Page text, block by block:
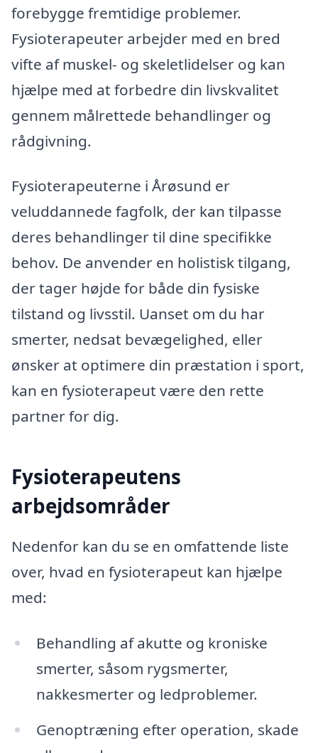
forebygge fremtidige problemer.
Fysioterapeuter arbejder med en bred
vifte af muskel- og skeletlidelser og kan
hjælpe med at forbedre din livskvalitet
gennem målrettede behandlinger og
rådgivning.
Fysioterapeuterne i Årøsund er
veluddannede fagfolk, der kan tilpasse
deres behandlinger til dine specifikke
behov. De anvender en holistisk tilgang,
der tager højde for både din fysiske
tilstand og livsstil. Uanset om du har
smerter, nedsat bevægelighed, eller
ønsker at optimere din præstation i sport,
kan en fysioterapeut være den rette
partner for dig.
Fysioterapeutens
arbejdsområder
Nedenfor kan du se en omfattende liste
over, hvad en fysioterapeut kan hjælpe
med:
Behandling af akutte og kroniske
smerter, såsom rygsmerter,
nakkesmerter og ledproblemer.
Genoptræning efter operation, skade